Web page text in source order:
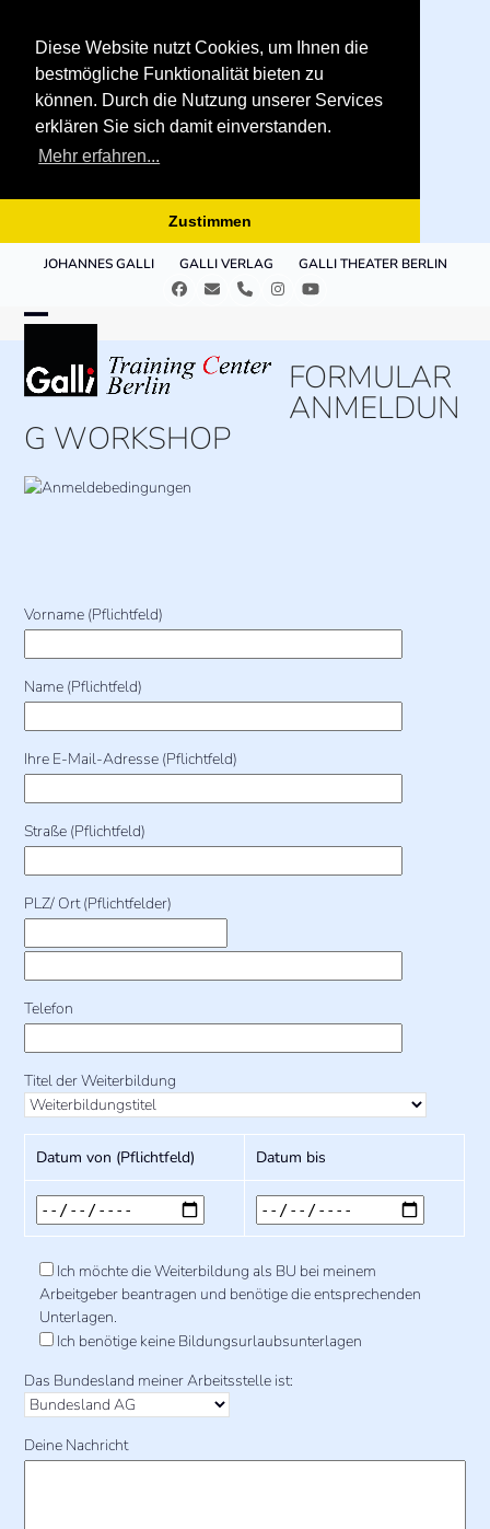
Diese Website nutzt Cookies, um Ihnen die
bestmögliche Funktionalität bieten zu
können. Durch die Nutzung unserer Services
erklären Sie sich damit einverstanden.
Mehr erfahren...
Zustimmen
JOHANNES GALLI GALLI VERLAG GALLI THEATER BERLIN
Facebook
E- TelefonInstagramYouTube
mobile
mobile
FORMULAR
ANMELDUN
G WORKSHOP
Vorname (Pflichtfeld)
Name (Pflichtfeld)
Ihre E-Mail-Adresse (Pflichtfeld)
Straße (Pflichtfeld)
PLZ/ Ort (Pflichtfelder)
Telefon
Titel der Weiterbildung
Datum von (Pflichtfeld) Datum bis
Ich möchte die Weiterbildung als BU bei meinem
Arbeitgeber beantragen und benötige die entsprechenden
Unterlagen.
Ich benötige keine Bildungsurlaubsunterlagen
Das Bundesland meiner Arbeitsstelle ist:
Deine Nachricht